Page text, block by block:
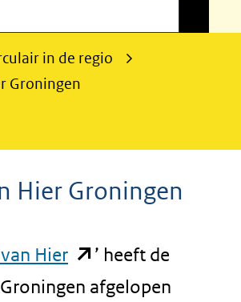
in de regio
Groningen
Hier Groningen
Hier(opent
in
’ heeft de
afgelopen